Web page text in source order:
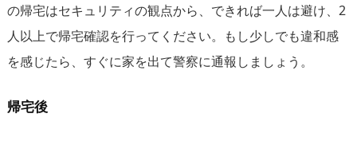
の帰宅はセキュリティの観点から、できれば一人は避け、2
人以上で帰宅確認を行ってください。もし少しでも違和感
を感じたら、すぐに家を出て警察に通報しましょう。
帰宅後